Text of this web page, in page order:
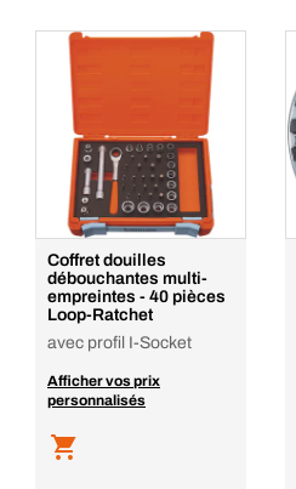
Coffret douilles
débouchantes multi-
empreintes - 40 pièces
Loop-Ratchet
avec profil I-Socket
Afficher vos prix
personnalisés